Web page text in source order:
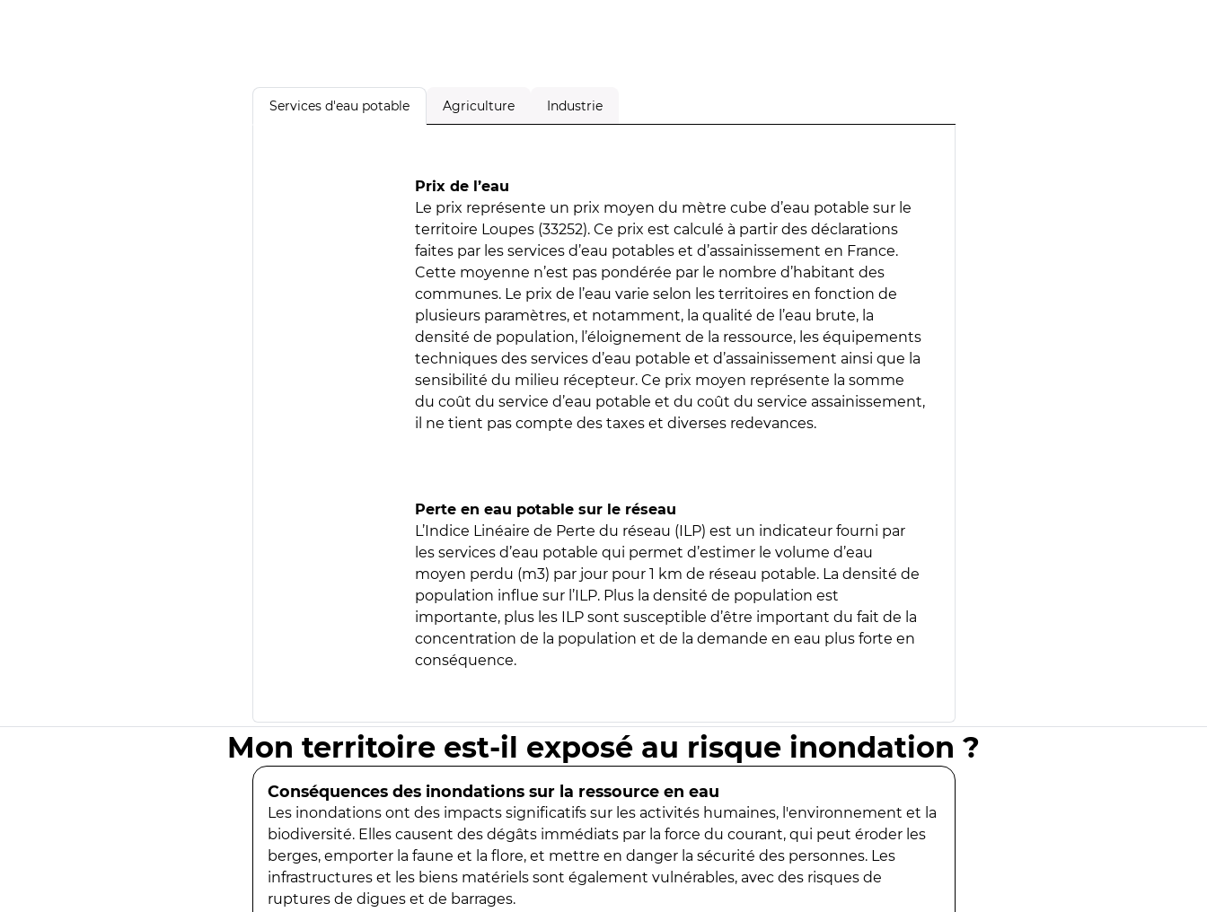
Services d'eau potable Agriculture Industrie
Prix de l’eau
Le prix représente un prix moyen du mètre cube d’eau potable sur le
territoire Loupes (33252). Ce prix est calculé à partir des déclarations
faites par les services d’eau potables et d’assainissement en France.
Cette moyenne n’est pas pondérée par le nombre d’habitant des
communes. Le prix de l’eau varie selon les territoires en fonction de
plusieurs paramètres, et notamment, la qualité de l’eau brute, la
densité de population, l’éloignement de la ressource, les équipements
techniques des services d’eau potable et d’assainissement ainsi que la
sensibilité du milieu récepteur. Ce prix moyen représente la somme
du coût du service d’eau potable et du coût du service assainissement,
il ne tient pas compte des taxes et diverses redevances.
Perte en eau potable sur le réseau
L’Indice Linéaire de Perte du réseau (ILP) est un indicateur fourni par
les services d’eau potable qui permet d’estimer le volume d’eau
moyen perdu (m3) par jour pour 1 km de réseau potable. La densité de
population influe sur l’ILP. Plus la densité de population est
importante, plus les ILP sont susceptible d’être important du fait de la
concentration de la population et de la demande en eau plus forte en
conséquence.
Mon territoire est-il exposé au risque inondation ?
Conséquences des inondations sur la ressource en eau
Les inondations ont des impacts significatifs sur les activités humaines, l'environnement et la
biodiversité. Elles causent des dégâts immédiats par la force du courant, qui peut éroder les
berges, emporter la faune et la flore, et mettre en danger la sécurité des personnes. Les
infrastructures et les biens matériels sont également vulnérables, avec des risques de
ruptures de digues et de barrages.